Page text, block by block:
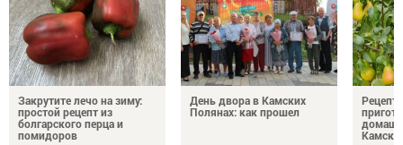
Закрутите лечо на зиму:
простой рецепт из
болгарского перца и
помидоров
День двора в Камских
Полянах: как прошел